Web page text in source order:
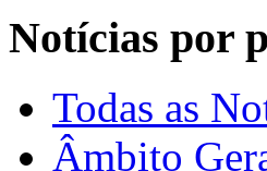
Notícias por
Todas as
Âmbito